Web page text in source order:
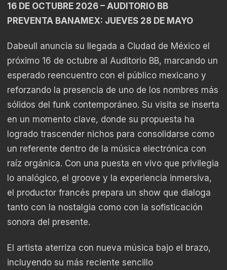
16 DE OCTUBRE 2026 – AUDITORIO BB
PREVENTA BANAMEX: JUEVES 28 DE MAYO
Dabeull anuncia su llegada a Ciudad de México el
próximo 16 de octubre al Auditorio BB, marcando un
esperado reencuentro con el público mexicano y
reforzando la presencia de uno de los nombres más
sólidos del funk contemporáneo. Su visita se inserta
en un momento clave, donde su propuesta ha
logrado trascender nichos para consolidarse como
un referente dentro de la música electrónica con
raíz orgánica. Con una puesta en vivo que privilegia
lo analógico, el groove y la experiencia inmersiva,
el productor francés prepara un show que dialoga
tanto con la nostalgia como con la sofisticación
sonora del presente.
El artista aterriza con nueva música bajo el brazo,
incluyendo su más reciente sencillo